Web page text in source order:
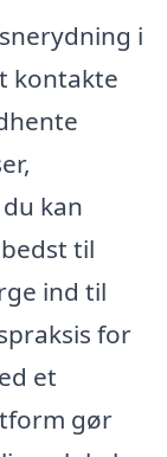
i
kontakte
kan
til
ind til
for
et
gør